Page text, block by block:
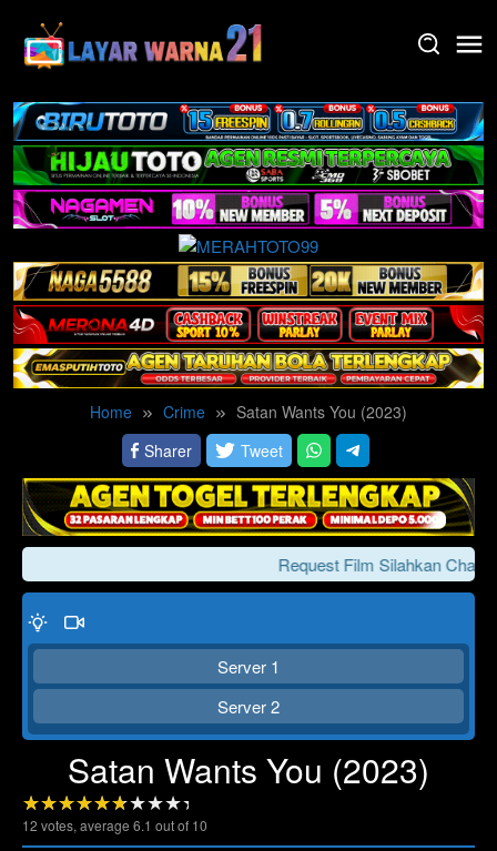
content
Home Crime
Satan Wants You (2023)
Sharer
Tweet
Request Film Silahkan Chat
Server 1
Server 2
Satan Wants You (2023)
12 votes, average 6.1 out of 10